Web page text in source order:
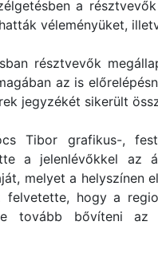
a
véleményüket,
résztvevők
az is
jegyzékét sikerült
Tibor grafikus-,
a jelenlévőkkel az
melyet a helyszínen
felvetette, hogy a
tovább bővíteni